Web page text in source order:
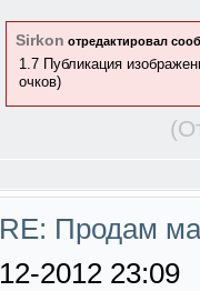
Sirkon отредактировал
1.7 Публикация
очков)
RE: Продам
12-2012 23:09